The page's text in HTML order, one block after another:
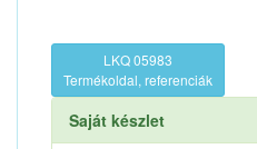
LKQ 05983
Termékoldal, referenciák
Saját készlet